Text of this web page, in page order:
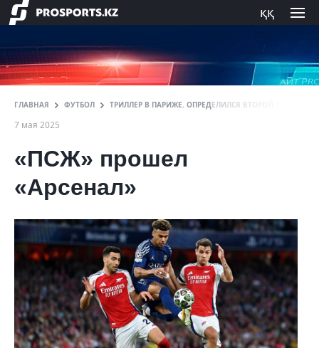
ққ
ГЛАВНАЯ ФУТБОЛ ТРИЛЛЕР В ПАРИЖЕ. ОПРЕДЕЛИЛСЯ ВТОРОЙ
7 мая 2025
«ПСЖ» прошел
«Арсенал»